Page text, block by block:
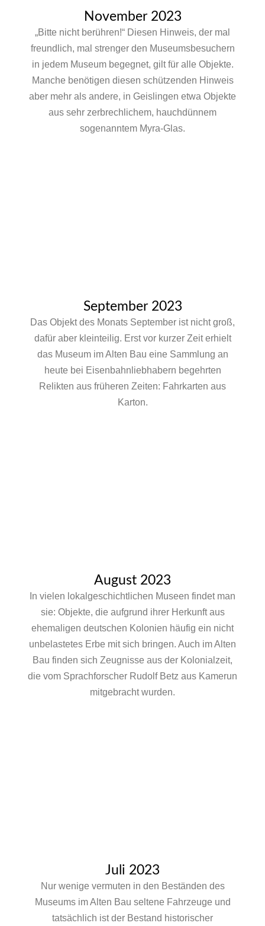
November 2023
„Bitte nicht berühren!“ Diesen Hinweis, der mal
freundlich, mal strenger den Museumsbesuchern
in jedem Museum begegnet, gilt für alle Objekte.
Manche benötigen diesen schützenden Hinweis
aber mehr als andere, in Geislingen etwa Objekte
aus sehr zerbrechlichem, hauchdünnem
sogenanntem Myra-Glas.
September 2023
Das Objekt des Monats September ist nicht groß,
dafür aber kleinteilig. Erst vor kurzer Zeit erhielt
das Museum im Alten Bau eine Sammlung an
heute bei Eisenbahnliebhabern begehrten
Relikten aus früheren Zeiten: Fahrkarten aus
Karton.
August 2023
In vielen lokalgeschichtlichen Museen findet man
sie: Objekte, die aufgrund ihrer Herkunft aus
ehemaligen deutschen Kolonien häufig ein nicht
unbelastetes Erbe mit sich bringen. Auch im Alten
Bau finden sich Zeugnisse aus der Kolonialzeit,
die vom Sprachforscher Rudolf Betz aus Kamerun
mitgebracht wurden.
Juli 2023
Nur wenige vermuten in den Beständen des
Museums im Alten Bau seltene Fahrzeuge und
tatsächlich ist der Bestand historischer